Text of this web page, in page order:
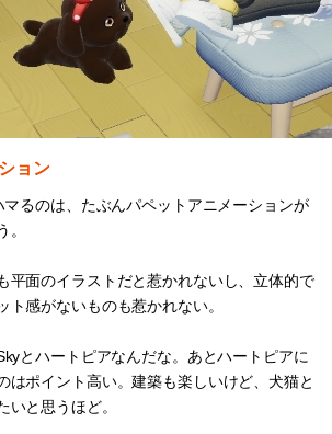
ョン
るのは、たぶんパペットアニメーションが
平面のイラストだと惹かれないし、立体的で
ト感がないものも惹かれない。
とハートピアなんだな。あとハートピアに
はポイント高い。建築も楽しいけど、犬猫と
いと思うほど。